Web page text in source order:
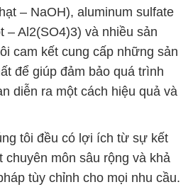
– NaOH), aluminum sulfate
– Al2(SO4)3) và nhiều sản
cam kết cung cấp những sản
để giúp đảm bảo quá trình
diễn ra một cách hiệu quả và
tôi đều có lợi ích từ sự kết
môn sâu rộng và khả
tùy chỉnh cho mọi nhu cầu.